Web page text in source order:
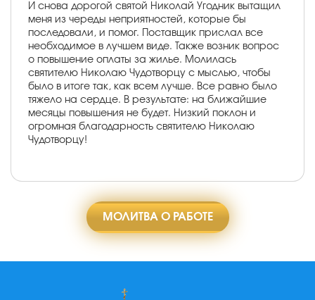
И снова дорогой святой Николай Угодник вытащил
меня из череды неприятностей, которые бы
последовали, и помог. Поставщик прислал все
необходимое в лучшем виде. Также возник вопрос
о повышение оплаты за жилье. Молилась
святителю Николаю Чудотворцу с мыслью, чтобы
было в итоге так, как всем лучше. Все равно было
тяжело на сердце. В результате: на ближайшие
месяцы повышения не будет. Низкий поклон и
огромная благодарность святителю Николаю
Чудотворцу!
МОЛИТВА О РАБОТЕ